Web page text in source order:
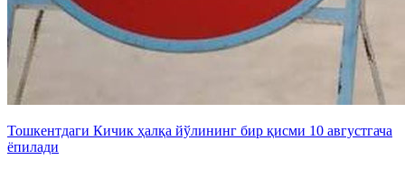
Тошкентдаги Кичик ҳалқа йўлининг бир қисми 10 августгача
ёпилади